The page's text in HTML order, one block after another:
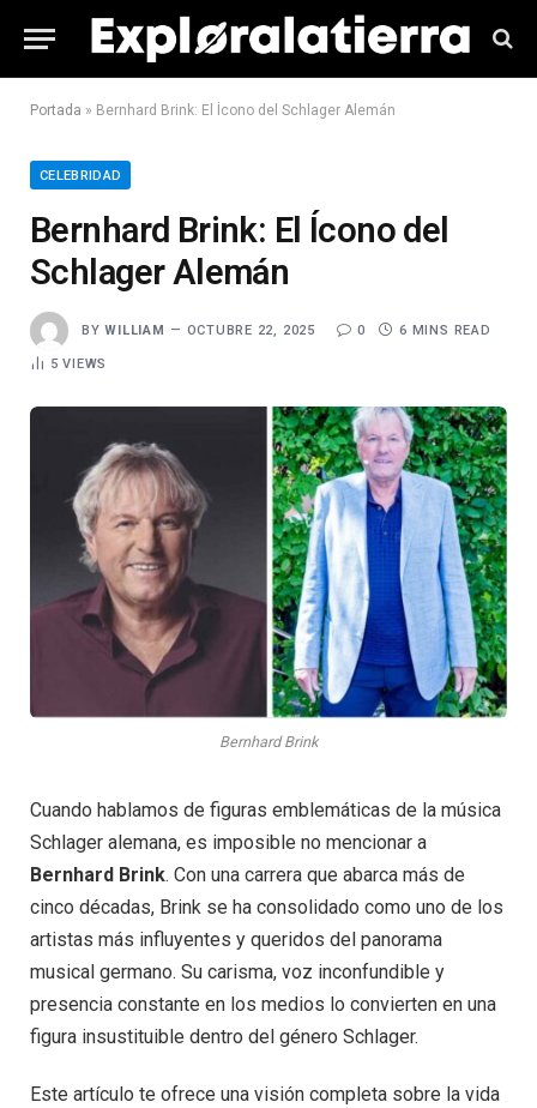
Portada » Bernhard Brink: El Ícono del Schlager Alemán
CELEBRIDAD
Bernhard Brink: El Ícono del
Schlager Alemán
BY WILLIAM OCTUBRE 22, 2025 0 6 MINS READ
5VIEWS
Bernhard Brink
Cuando hablamos de figuras emblemáticas de la música
Schlager alemana, es imposible no mencionar a
Bernhard Brink. Con una carrera que abarca más de
cinco décadas, Brink se ha consolidado como uno de los
artistas más influyentes y queridos del panorama
musical germano. Su carisma, voz inconfundible y
presencia constante en los medios lo convierten en una
figura insustituible dentro del género Schlager.
Este artículo te ofrece una visión completa sobre la vida